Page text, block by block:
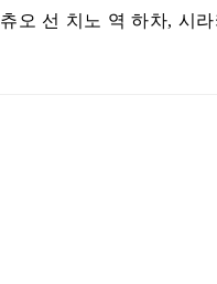
츄오 선 치노 역 하차, 시